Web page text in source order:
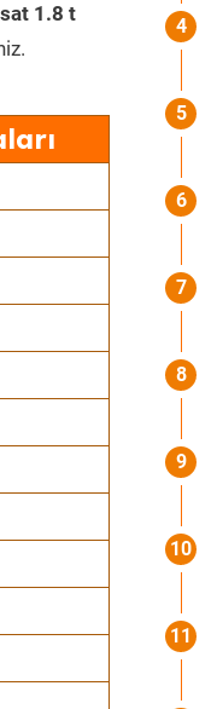
1.8 t
4
5
6
7
8
9
10
11